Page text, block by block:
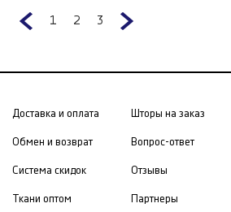
1 2 3
Доставка и оплата
Обмен и возврат
Система скидок
Ткани оптом
Шторы на заказ
Вопрос-ответ
Отзывы
Партнеры